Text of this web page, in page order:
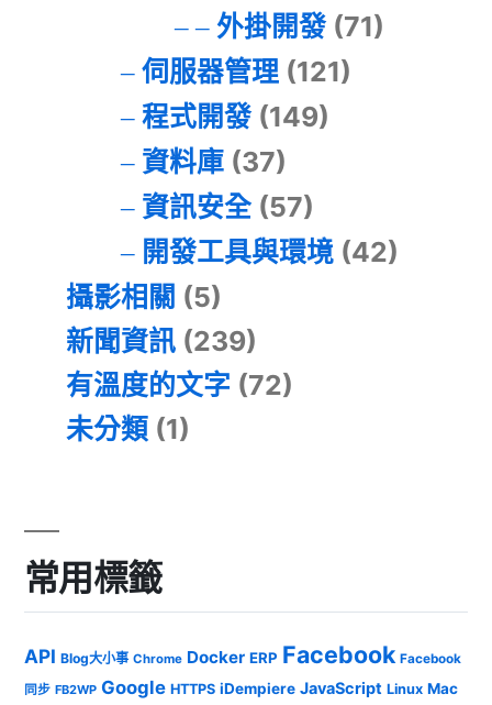
外掛開發(71)
伺服器管理(121)
程式開發(149)
資料庫(37)
資訊安全(57)
開發工具與環境(42)
攝影相關 (5)
新聞資訊 (239)
有溫度的文字 (72)
未分類 (1)
常用標籤
API Blog大小事 Chrome Docker ERP Facebook Facebook
同步 FB2WP Google HTTPS iDempiere JavaScript Linux Mac